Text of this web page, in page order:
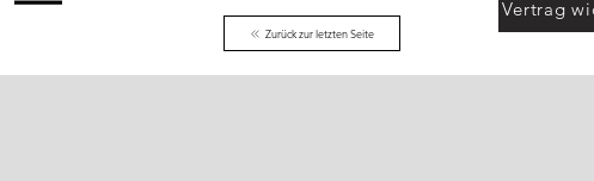
Vertrag
Zurück zur letzten Seite